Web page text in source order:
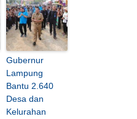
Gubernur
Lampung
Bantu 2.640
Desa dan
Kelurahan